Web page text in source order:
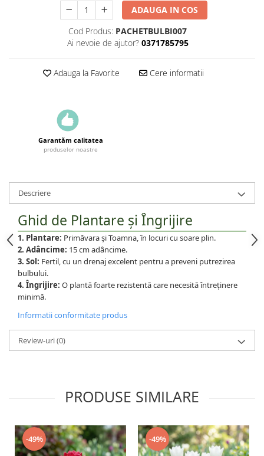
ADAUGA IN COS
Cod Produs: PACHETBULBI007
Ai nevoie de ajutor? 0371785795
Adauga la Favorite Cere informatii
Garantăm calitatea
produselor noastre
Descriere
Ghid de Plantare și Îngrijire
1. Plantare: Primăvara și Toamna, în locuri cu soare plin.
2. Adâncime: 15 cm adâncime.
3. Sol: Fertil, cu un drenaj excelent pentru a preveni putrezirea
bulbului.
4. Îngrijire: O plantă foarte rezistentă care necesită întreținere
minimă.
Informatii conformitate produs
Review-uri(0)
PRODUSE SIMILARE
-49% -49%